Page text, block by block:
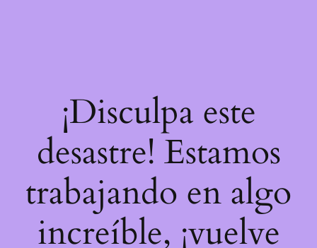
¡Disculpa este
desastre! Estamos
trabajando en algo
increíble, ¡vuelve